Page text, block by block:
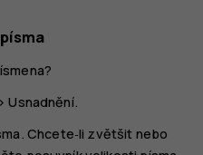
Usnadnění.
. Chcete‑li zvětšit nebo